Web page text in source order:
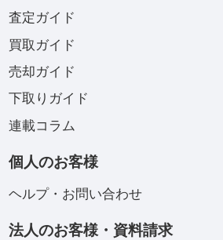
査定ガイド
買取ガイド
売却ガイド
下取りガイド
連載コラム
個人のお客様
ヘルプ・お問い合わせ
法人のお客様・資料請求